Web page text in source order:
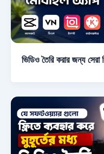
ভিডিও তৈরি করার জন্য